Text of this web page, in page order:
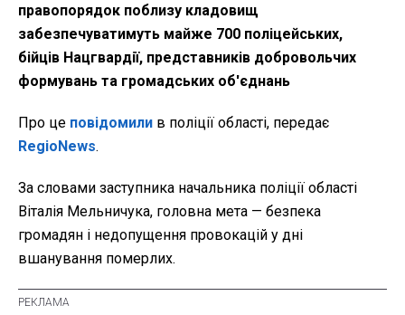
правопорядок поблизу кладовищ
забезпечуватимуть майже 700 поліцейських,
бійців Нацгвардії, представників добровольчих
формувань та громадських об'єднань
Про це повідомили в поліції області, передає
RegioNews.
За словами заступника начальника поліції області
Віталія Мельничука, головна мета — безпека
громадян і недопущення провокацій у дні
вшанування померлих.